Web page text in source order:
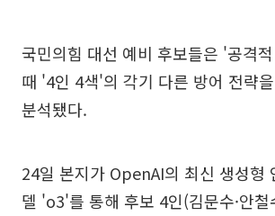
국민의힘 대선 예비 후보들은 '공격
때 '4인 4색'의 각기 다른 방어 전략
분석됐다.
24일 본지가 OpenAI의 최신 생성형
델 'o3'를 통해 후보 4인(김문수·안철